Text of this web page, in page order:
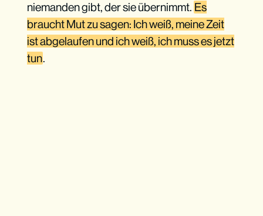
niemanden gibt, der sie übernimmt. Es
braucht Mut zu sagen: Ich weiß, meine Zeit
ist abgelaufen und ich weiß, ich muss es jetzt
tun.